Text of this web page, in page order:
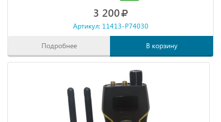
3 200
Артикул: 11413-P74030
Подробнее В корзину